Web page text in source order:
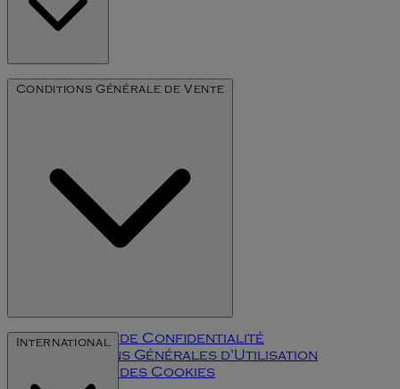
Notre Histoire
Conditions Générale de Vente
Politique de Confidentialité
Conditions Générales d'Utilisation
Politique des Cookies
International